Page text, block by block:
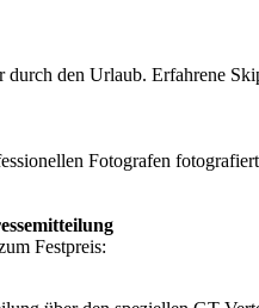
durch den Urlaub. Erfahrene
Fotografen
Festpreis: